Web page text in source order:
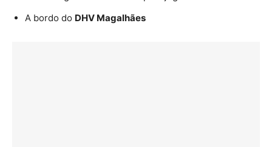
A bordo do DHV Magalhães